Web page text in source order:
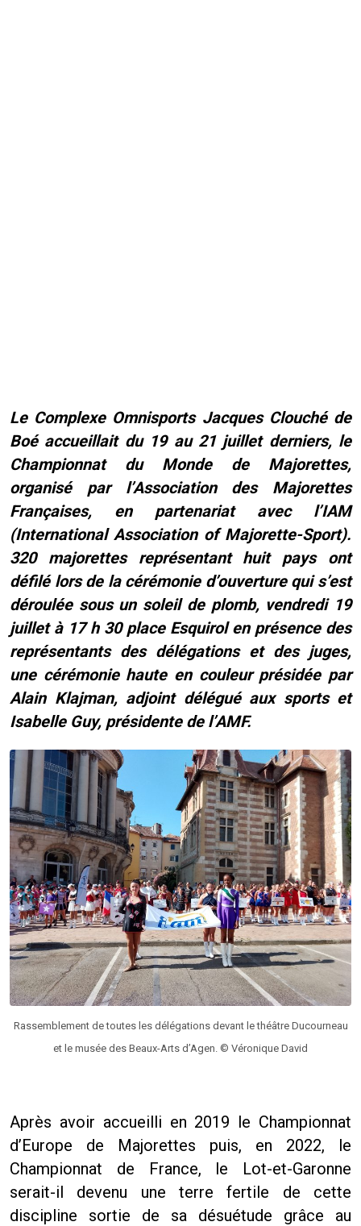
Le Complexe Omnisports Jacques Clouché de
Boé accueillait du 19 au 21 juillet derniers, le
Championnat du Monde de Majorettes,
organisé par l’Association des Majorettes
Françaises, en partenariat avec l’IAM
(International Association of Majorette-Sport).
320 majorettes représentant huit pays ont
défilé lors de la cérémonie d’ouverture qui s’est
déroulée sous un soleil de plomb, vendredi 19
juillet à 17 h 30 place Esquirol en présence des
représentants des délégations et des juges,
une cérémonie haute en couleur présidée par
Alain Klajman, adjoint délégué aux sports et
Isabelle Guy, présidente de l’AMF.
Rassemblement de toutes les délégations devant le théâtre Ducourneau
et le musée des Beaux-Arts d’Agen. © Véronique David
Après avoir accueilli en 2019 le Championnat
d’Europe de Majorettes puis, en 2022, le
Championnat de France, le Lot-et-Garonne
serait-il devenu une terre fertile de cette
discipline sortie de sa désuétude grâce au